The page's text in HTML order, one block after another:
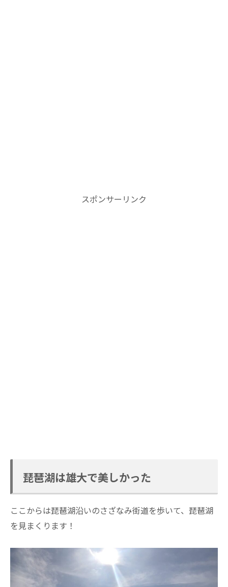
スポンサーリンク
琵琶湖は雄大で美しかった
ここからは琵琶湖沿いのさざなみ街道を歩いて、琵琶湖
を見まくります！